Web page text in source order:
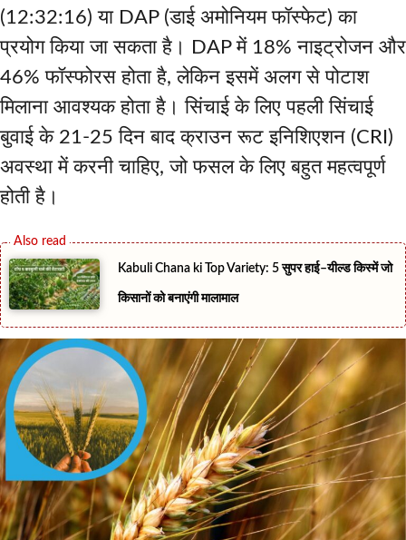
(12:32:16) या DAP (डाई अमोनियम फॉस्फेट) का
प्रयोग किया जा सकता है। DAP में 18% नाइट्रोजन और
46% फॉस्फोरस होता है, लेकिन इसमें अलग से पोटाश
मिलाना आवश्यक होता है। सिंचाई के लिए पहली सिंचाई
बुवाई के 21-25 दिन बाद क्राउन रूट इनिशिएशन (CRI)
अवस्था में करनी चाहिए, जो फसल के लिए बहुत महत्वपूर्ण
होती है।
Kabuli Chana ki Top Variety: 5 सुपर हाई–यील्ड किस्में जो
किसानों को बनाएंगी मालामाल